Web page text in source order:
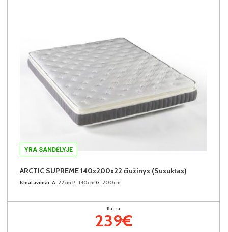
YRA SANDĖLYJE
ARCTIC SUPREME 140x200x22 čiužinys (Susuktas)
Išmatavimai: A: 22cm P: 140cm G: 200cm
Kaina:
239€